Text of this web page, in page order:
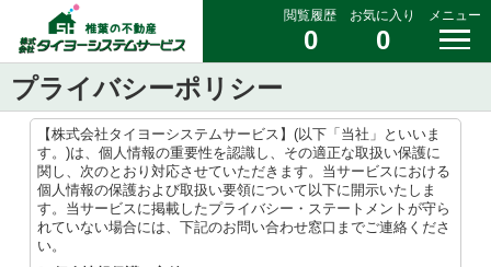
閲覧履歴
0
お気に入り
0
メニュー
プライバシーポリシー
【株式会社タイヨーシステムサービス】(以下「当社」といいま
す。)は、個人情報の重要性を認識し、その適正な取扱い保護に
関し、次のとおり対応させていただきます。当サービスにおける
個人情報の保護および取扱い要領について以下に開示いたしま
す。当サービスに掲載したプライバシー・ステートメントが守ら
れていない場合には、下記のお問い合わせ窓口までご連絡くださ
い。